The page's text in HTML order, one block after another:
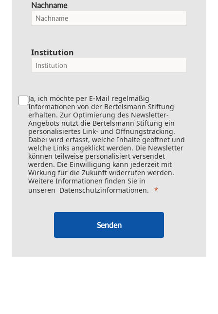
Nachname
Institution
Ja, ich möchte per E-Mail regelmäßig
Informationen von der Bertelsmann Stiftung
erhalten. Zur Optimierung des Newsletter-
Angebots nutzt die Bertelsmann Stiftung ein
personalisiertes Link- und Öffnungstracking.
Dabei wird erfasst, welche Inhalte geöffnet und
welche Links angeklickt werden. Die Newsletter
können teilweise personalisiert versendet
werden. Die Einwilligung kann jederzeit mit
Wirkung für die Zukunft widerrufen werden.
Weitere Informationen finden Sie in
unseren Datenschutzinformationen.
Senden